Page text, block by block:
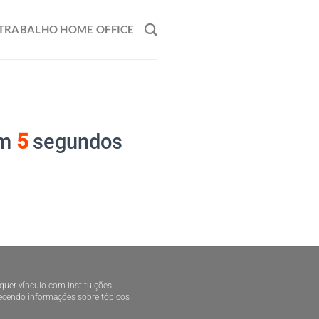
HOME OFFICE
5segundos
vínculo com instituições.
informações sobre tópicos